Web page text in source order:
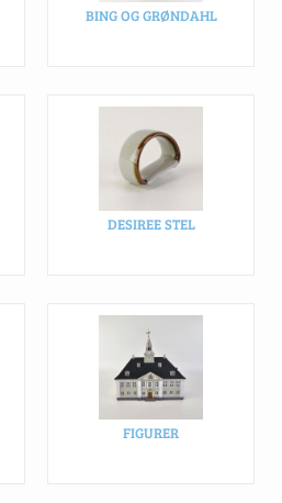
BING OG GRØNDAHL
DESIREE STEL
FIGURER